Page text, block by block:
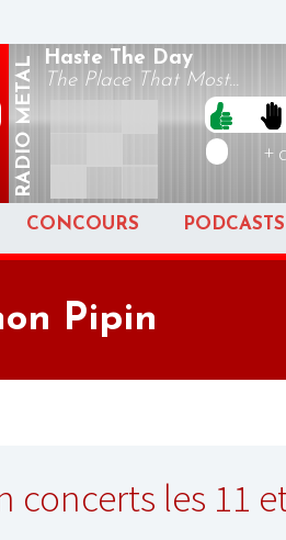
RADIO
METAL Haste The Day
The Place That Most...
+
CONCOURS PODCASTS
Pipin
concerts les 11